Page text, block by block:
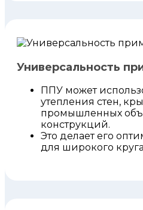
Универсальность
ППУ может
утепления стен,
промышленных
конструкций.
Это делает его
для широкого